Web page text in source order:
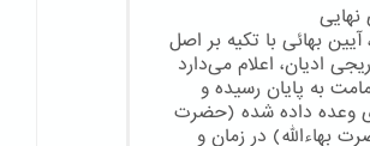
آیین بهائی با تکیه بر اصل
ادیان، اعلام می‌دارد
به پایان رسیده و
وعده داده شده (حضرت
بهاءالله) در زمان و